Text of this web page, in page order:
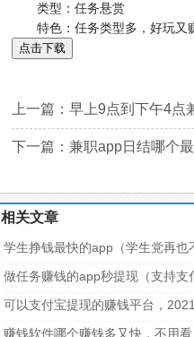
类型：任务悬赏
特色：任务类型多，好玩又
点击下载
上一篇： 早上9点到下午4点
下一篇： 兼职app日结哪个
相关文章
学生挣钱最快的app（学生党再也
做任务赚钱的app秒提现（支持支
可以支付宝提现的赚钱平台，
赚钱软件哪个赚钱多又快，不用